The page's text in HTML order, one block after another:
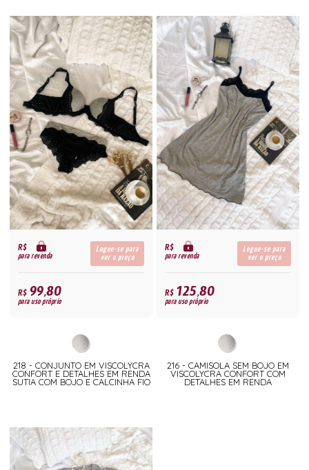
R$
para revenda
Logue-se para
ver o preço
R$99,80
para uso próprio
218 - CONJUNTO EM VISCOLYCRA
CONFORT E DETALHES EM RENDA
SUTIA COM BOJO E CALCINHA FIO
R$
para revenda
Logue-se para
ver o preço
R$125,80
para uso próprio
216 - CAMISOLA SEM BOJO EM
VISCOLYCRA CONFORT COM
DETALHES EM RENDA